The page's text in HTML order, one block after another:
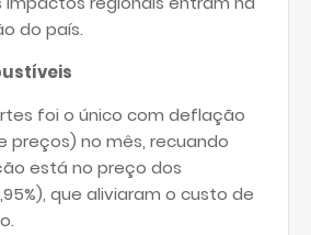
do país.
foi o único com deflação
preços) no mês, recuando
está no preço dos
que aliviaram o custo de